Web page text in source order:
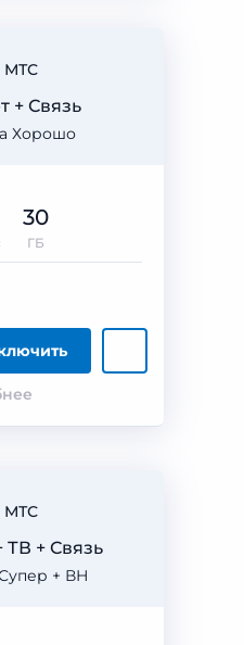
МТС
Хорошо
+ Связь
30
ГБ
МТС
+ ВН
ТВ + Связь